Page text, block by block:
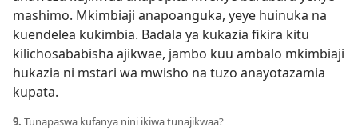
mashimo. Mkimbiaji anapoanguka, yeye huinuka na
kuendelea kukimbia. Badala ya kukazia fikira kitu
kilichosababisha ajikwae, jambo kuu ambalo mkimbiaji
hukazia ni mstari wa mwisho na tuzo anayotazamia
kupata.
9. Tunapaswa kufanya nini ikiwa tunajikwaa?